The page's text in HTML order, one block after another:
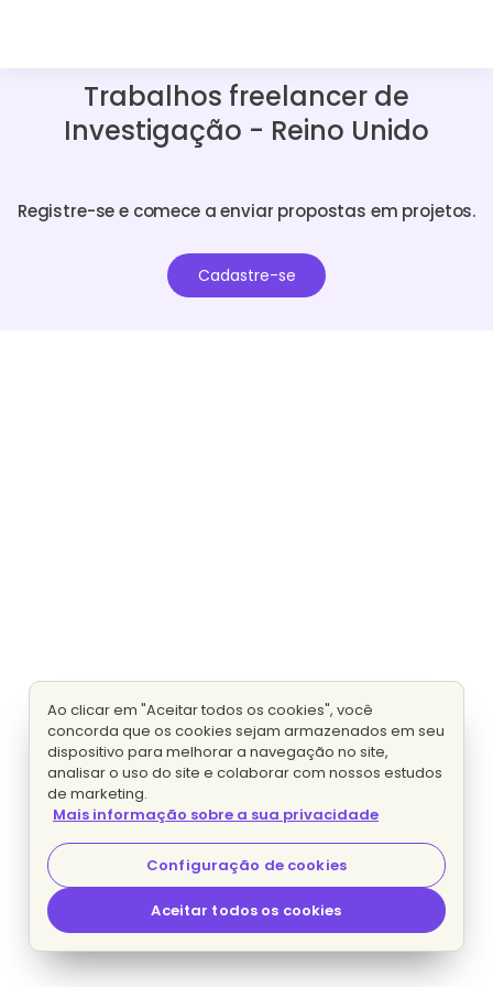
Trabalhos freelancer de
Investigação - Reino Unido
Registre-se e comece a enviar propostas em projetos.
Cadastre-se
Ao clicar em "Aceitar todos os cookies", você
concorda que os cookies sejam armazenados em seu
dispositivo para melhorar a navegação no site,
analisar o uso do site e colaborar com nossos estudos
de marketing.
Mais informação sobre a sua privacidade
Configuração de cookies
Aceitar todos os cookies